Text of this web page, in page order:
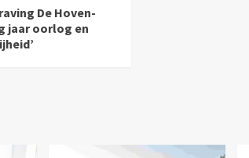
De Hoven-
jaar oorlog en